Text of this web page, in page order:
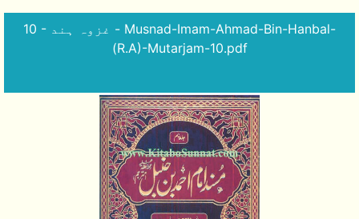
10 - غزوہ ہند - Musnad-Imam-Ahmad-Bin-Hanbal-
(R.A)-Mutarjam-10.pdf